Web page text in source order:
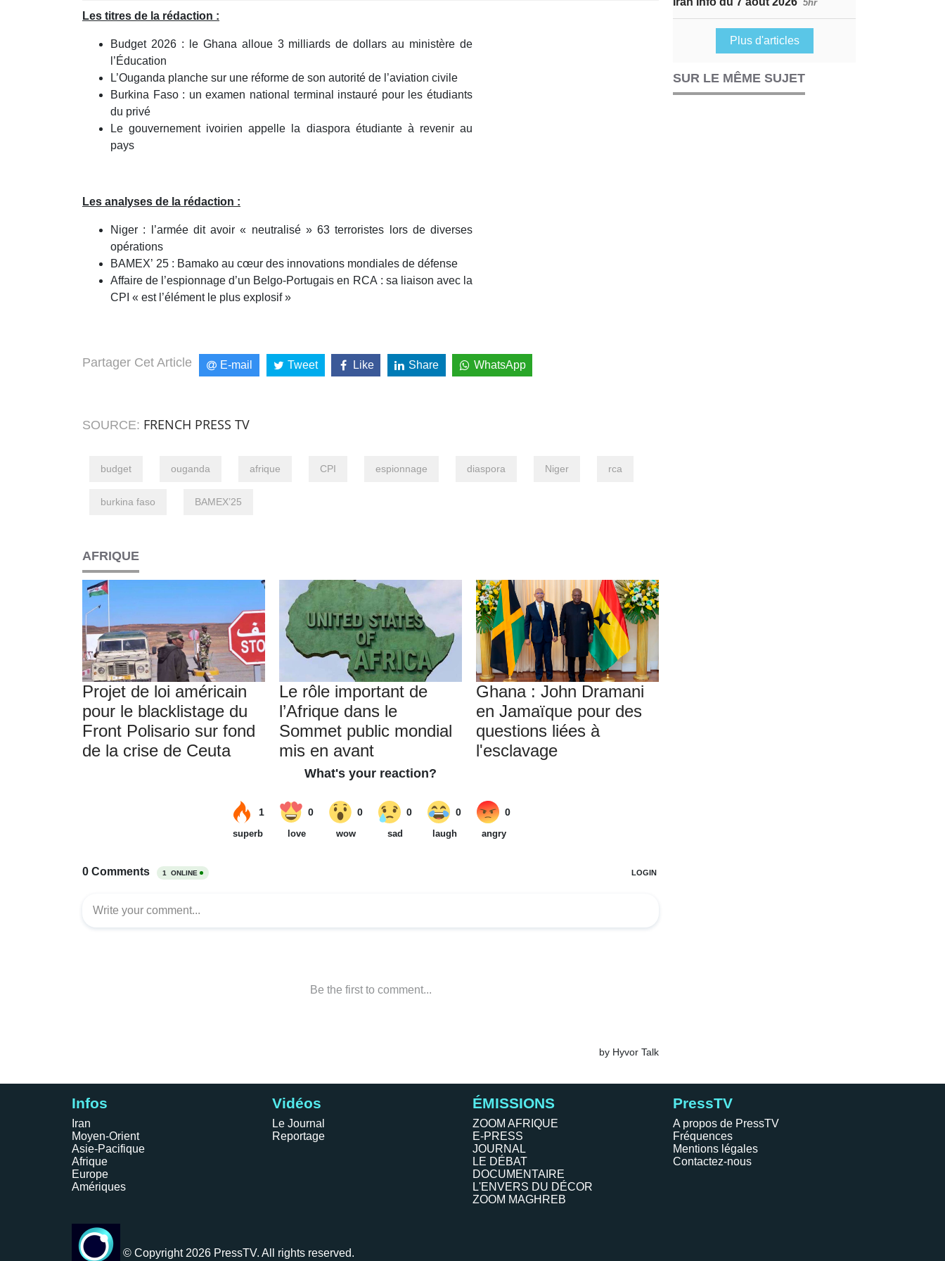
44
Les titres de la rédaction :
Budget 2026 : le Ghana alloue 3 milliards de dollars au ministère de
l’Éducation
L’Ouganda planche sur une réforme de son autorité de l’aviation civile
Burkina Faso : un examen national terminal instauré pour les étudiants
du privé
Le gouvernement ivoirien appelle la diaspora étudiante à revenir au
pays
Les analyses de la rédaction :
Niger : l’armée dit avoir « neutralisé » 63 terroristes lors de diverses
opérations
BAMEX’ 25 : Bamako au cœur des innovations mondiales de défense
Affaire de l’espionnage d’un Belgo-Portugais en RCA : sa liaison avec la
CPI « est l’élément le plus explosif »
Partager Cet Article E-mail Tweet Like Share WhatsApp
SOURCE: FRENCH PRESS TV
budget ouganda afrique CPI espionnage diaspora Niger rca
burkina faso BAMEX’25
AFRIQUE
Projet de loi américain
pour le blacklistage du
Front Polisario sur fond
de la crise de Ceuta
Le rôle important de
l’Afrique dans le
Sommet public mondial
mis en avant
Ghana : John Dramani
en Jamaïque pour des
questions liées à
l'esclavage
5hr
Plus d'articles
SUR LE MÊME SUJET
Infos
Iran
Moyen-Orient
Asie-Pacifique
Afrique
Europe
Amériques
Vidéos
Le Journal
Reportage
ÉMISSIONS
ZOOM AFRIQUE
E-PRESS
JOURNAL
LE DÉBAT
DOCUMENTAIRE
L'ENVERS DU DÉCOR
ZOOM MAGHREB
PressTV
A propos de PressTV
Fréquences
Mentions légales
Contactez-nous
© Copyright 2026 PressTV. All rights reserved.